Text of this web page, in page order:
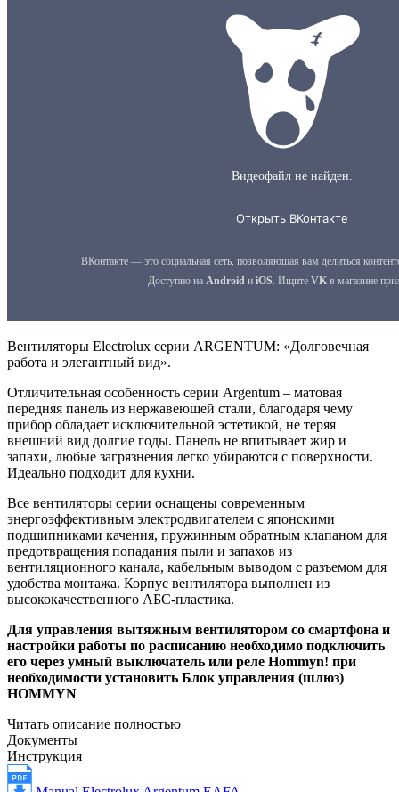
Вентиляторы Electrolux серии ARGENTUM: «Долговечная
работа и элегантный вид».
Отличительная особенность серии Argentum – матовая
передняя панель из нержавеющей стали, благодаря чему
прибор обладает исключительной эстетикой, не теряя
внешний вид долгие годы. Панель не впитывает жир и
запахи, любые загрязнения легко убираются с поверхности.
Идеально подходит для кухни.
Все вентиляторы серии оснащены современным
энергоэффективным электродвигателем с японскими
подшипниками качения, пружинным обратным клапаном для
предотвращения попадания пыли и запахов из
вентиляционного канала, кабельным выводом с разъемом для
удобства монтажа. Корпус вентилятора выполнен из
высококачественного АБС-пластика.
Для управления вытяжным вентилятором со смартфона и
настройки работы по расписанию необходимо подключить
его через умный выключатель или реле Hommyn! при
необходимости установить Блок управления (шлюз)
HOMMYN
Читать описание полностью
Документы
Инструкция